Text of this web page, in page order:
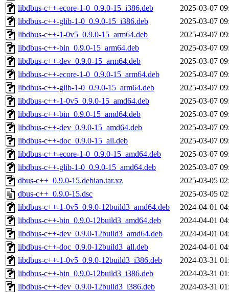
libdbus-c++-ecore-1-0_0.9.0-15_i386.deb
2025-03-07
libdbus-c++-glib-1-0_0.9.0-15_i386.deb
2025-03-07
libdbus-c++-1-0v5_0.9.0-15_arm64.deb
2025-03-07
libdbus-c++-bin_0.9.0-15_arm64.deb
2025-03-07
libdbus-c++-dev_0.9.0-15_arm64.deb
2025-03-07
libdbus-c++-ecore-1-0_0.9.0-15_arm64.deb
2025-03-07
libdbus-c++-glib-1-0_0.9.0-15_arm64.deb
2025-03-07
libdbus-c++-1-0v5_0.9.0-15_amd64.deb
2025-03-07
libdbus-c++-bin_0.9.0-15_amd64.deb
2025-03-07
libdbus-c++-dev_0.9.0-15_amd64.deb
2025-03-07
libdbus-c++-doc_0.9.0-15_all.deb
2025-03-07
libdbus-c++-ecore-1-0_0.9.0-15_amd64.deb
2025-03-07
libdbus-c++-glib-1-0_0.9.0-15_amd64.deb
2025-03-07
dbus-c++_0.9.0-15.debian.tar.xz
2025-03-05
dbus-c++_0.9.0-15.dsc
2025-03-05
libdbus-c++-1-0v5_0.9.0-12build3_amd64.deb
2024-04-01
libdbus-c++-bin_0.9.0-12build3_amd64.deb
2024-04-01
libdbus-c++-dev_0.9.0-12build3_amd64.deb
2024-04-01
libdbus-c++-doc_0.9.0-12build3_all.deb
2024-04-01
libdbus-c++-1-0v5_0.9.0-12build3_i386.deb
2024-03-31
libdbus-c++-bin_0.9.0-12build3_i386.deb
2024-03-31
libdbus-c++-dev_0.9.0-12build3_i386.deb
2024-03-31